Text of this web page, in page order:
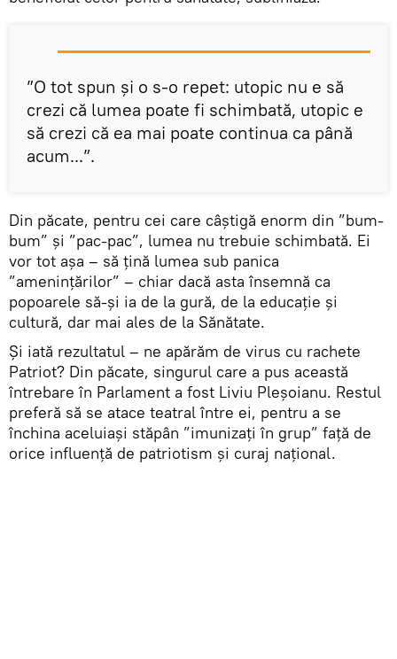
”O tot spun și o s-o repet: utopic nu e să
crezi că lumea poate fi schimbată, utopic e
să crezi că ea mai poate continua ca până
acum...”.
Din păcate, pentru cei care câștigă enorm din ”bum-
bum” și ”pac-pac”, lumea nu trebuie schimbată. Ei
vor tot așa – să țină lumea sub panica
”amenințărilor” – chiar dacă asta însemnă ca
popoarele să-și ia de la gură, de la educație și
cultură, dar mai ales de la Sănătate.
Și iată rezultatul – ne apărăm de virus cu rachete
Patriot? Din păcate, singurul care a pus această
întrebare în Parlament a fost Liviu Pleșoianu. Restul
preferă să se atace teatral între ei, pentru a se
închina aceluiași stăpân ”imunizați în grup” față de
orice influență de patriotism și curaj național.